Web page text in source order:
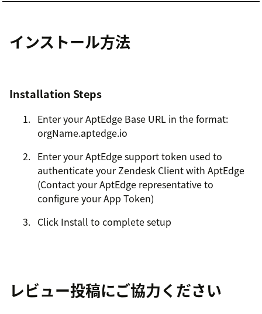
インストール方法
Installation Steps
Enter your AptEdge Base URL in the format:
orgName.aptedge.io
Enter your AptEdge support token used to
authenticate your Zendesk Client with AptEdge
(Contact your AptEdge representative to
configure your App Token)
Click Install to complete setup
レビュー投稿にご協力ください